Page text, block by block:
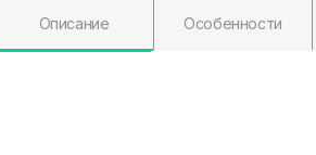
Описание Особенности